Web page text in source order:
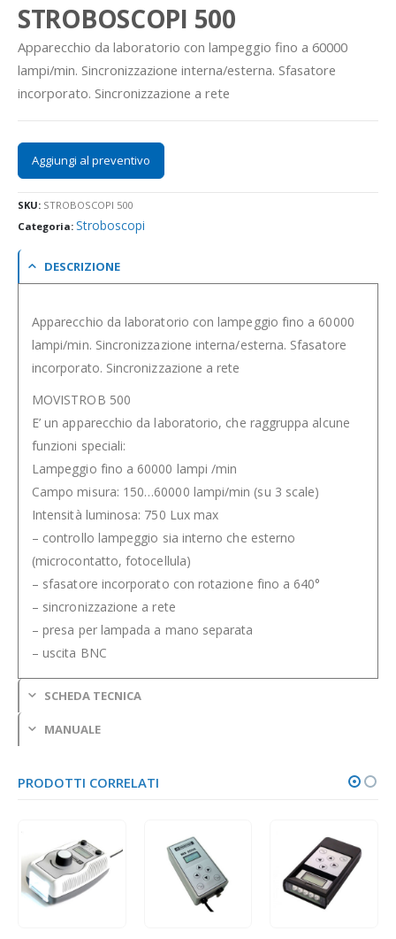
STROBOSCOPI 500
Apparecchio da laboratorio con lampeggio fino a 60000
lampi/min. Sincronizzazione interna/esterna. Sfasatore
incorporato. Sincronizzazione a rete
Aggiungi al preventivo
SKU: STROBOSCOPI 500
Categoria: Stroboscopi
DESCRIZIONE
Apparecchio da laboratorio con lampeggio fino a 60000
lampi/min. Sincronizzazione interna/esterna. Sfasatore
incorporato. Sincronizzazione a rete
MOVISTROB 500
E’ un apparecchio da laboratorio, che raggruppa alcune
funzioni speciali:
Lampeggio fino a 60000 lampi /min
Campo misura: 150…60000 lampi/min (su 3 scale)
Intensità luminosa: 750 Lux max
– controllo lampeggio sia interno che esterno
(microcontatto, fotocellula)
– sfasatore incorporato con rotazione fino a 640°
– sincronizzazione a rete
– presa per lampada a mano separata
– uscita BNC
SCHEDA TECNICA
MANUALE
PRODOTTI CORRELATI